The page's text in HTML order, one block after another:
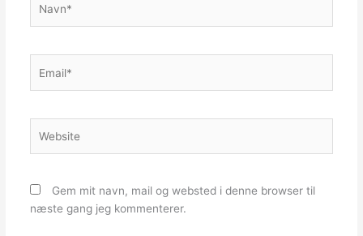
Gem mit navn, mail og websted i denne browser til
næste gang jeg kommenterer.